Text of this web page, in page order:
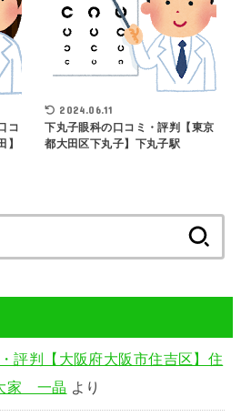
コ
】
2024.06.11
下丸子眼科の口コミ・評判【東京
都大田区下丸子】下丸子駅
索:
評判【大阪府大阪市住吉区】住
家 一晶 より